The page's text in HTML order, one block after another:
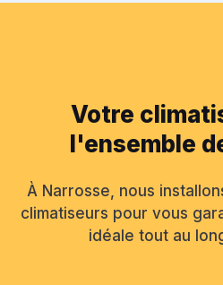
Votre
l'ensemble
À Narrosse, nous
climatiseurs pour vous
idéale tout au